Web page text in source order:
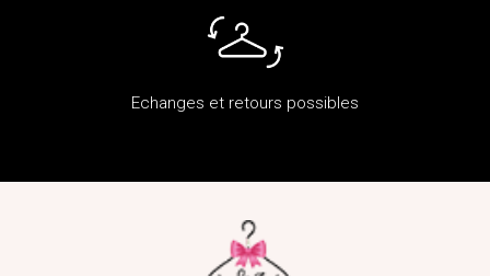
Echanges et retours possibles